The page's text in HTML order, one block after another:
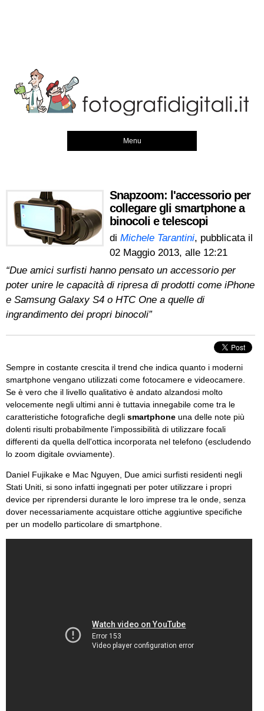
Menu
Snapzoom: l'accessorio per
collegare gli smartphone a
binocoli e telescopi
di Michele Tarantini, pubblicata il
02 Maggio 2013, alle 12:21
“Due amici surfisti hanno pensato un accessorio per
poter unire le capacità di ripresa di prodotti come iPhone
e Samsung Galaxy S4 o HTC One a quelle di
ingrandimento dei propri binocoli”
Sempre in costante crescita il trend che indica quanto i moderni
smartphone vengano utilizzati come fotocamere e videocamere.
Se è vero che il livello qualitativo è andato alzandosi molto
velocemente negli ultimi anni è tuttavia innegabile come tra le
caratteristiche fotografiche degli smartphone una delle note più
dolenti risulti probabilmente l'impossibilità di utilizzare focali
differenti da quella dell'ottica incorporata nel telefono (escludendo
lo zoom digitale ovviamente).
Daniel Fujikake e Mac Nguyen, Due amici surfisti residenti negli
Stati Uniti, si sono infatti ingegnati per poter utilizzare i propri
device per riprendersi durante le loro imprese tra le onde, senza
dover necessariamente acquistare ottiche aggiuntive specifiche
per un modello particolare di smartphone.